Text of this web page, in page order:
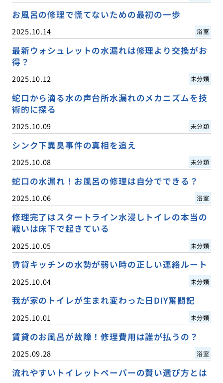
お風呂の修理で慌てないための最初の一歩
2025.10.14 浴室
最新ウォシュレットの水漏れは修理より交換がお
得？
2025.10.12 未分類
蛇口から滴る水の声台所水漏れのメカニズムを技
術的に探る
2025.10.09 未分類
シンク下異臭事件の真相を追え
2025.10.08 未分類
蛇口の水漏れ！お風呂の修理は自分でできる？
2025.10.06 浴室
修理完了はスタートライン水浸しトイレの本当の
戦いは床下で起きている
2025.10.05 未分類
賃貸キッチンの水勢が弱い時の正しい連絡ルート
2025.10.04 未分類
我が家のトイレが生まれ変わった日DIY奮闘記
2025.10.01 未分類
賃貸のお風呂が故障！修理費用は誰が払うの？
2025.09.28 浴室
流れやすいトイレットペーパーの賢い選び方とは